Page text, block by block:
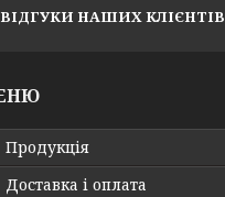
ВІДГУКИ НАШИХ КЛІЄНТІВ
Продукція
Доставка і оплата